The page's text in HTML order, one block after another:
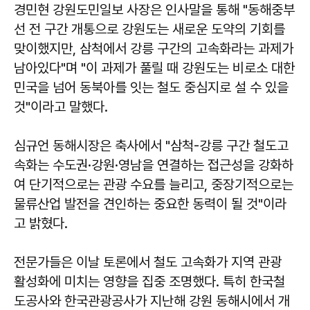
경민현 강원도민일보 사장은 인사말을 통해 "동해중부
선 전 구간 개통으로 강원도는 새로운 도약의 기회를
맞이했지만, 삼척에서 강릉 구간의 고속화라는 과제가
남아있다"며 "이 과제가 풀릴 때 강원도는 비로소 대한
민국을 넘어 동북아를 잇는 철도 중심지로 설 수 있을
것"이라고 말했다.
심규언 동해시장은 축사에서 "삼척-강릉 구간 철도고
속화는 수도권·강원·영남을 연결하는 접근성을 강화하
여 단기적으로는 관광 수요를 늘리고, 중장기적으로는
물류산업 발전을 견인하는 중요한 동력이 될 것"이라
고 밝혔다.
전문가들은 이날 토론에서 철도 고속화가 지역 관광
활성화에 미치는 영향을 집중 조명했다. 특히 한국철
도공사와 한국관광공사가 지난해 강원 동해시에서 개